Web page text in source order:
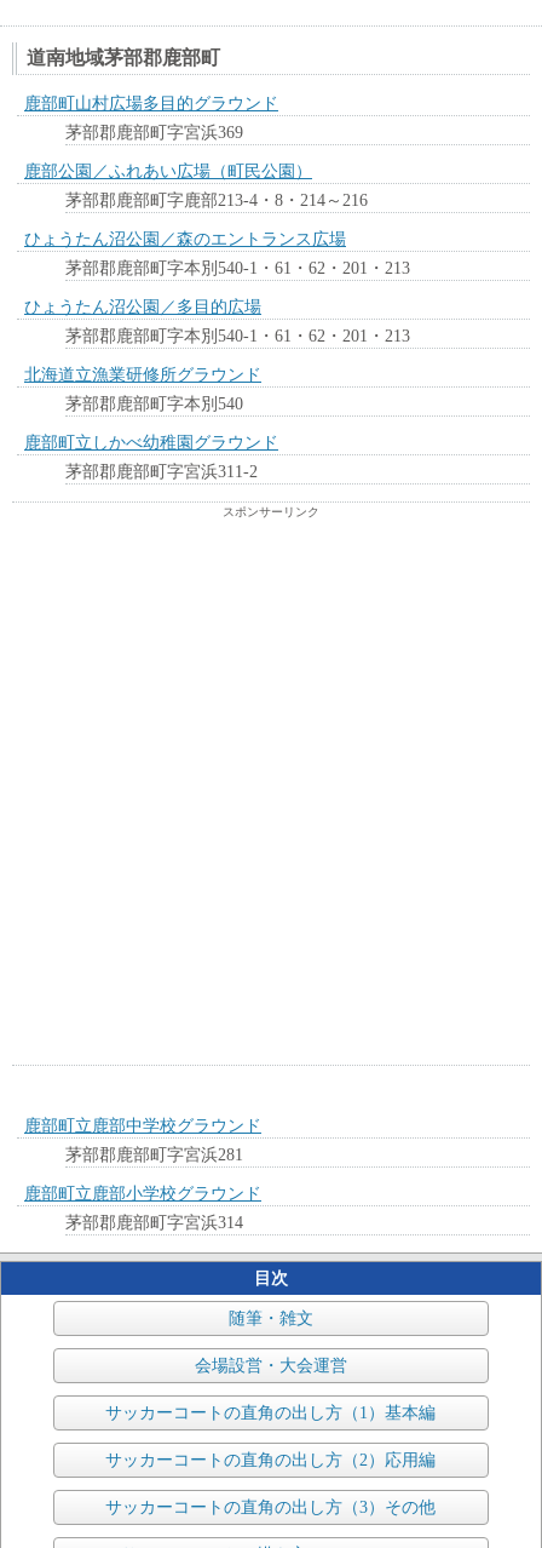
道南地域茅部郡鹿部町
鹿部町山村広場多目的グラウンド
茅部郡鹿部町字宮浜369
鹿部公園／ふれあい広場（町民公園）
茅部郡鹿部町字鹿部213-4・8・214～216
ひょうたん沼公園／森のエントランス広場
茅部郡鹿部町字本別540-1・61・62・201・213
ひょうたん沼公園／多目的広場
茅部郡鹿部町字本別540-1・61・62・201・213
北海道立漁業研修所グラウンド
茅部郡鹿部町字本別540
鹿部町立しかべ幼稚園グラウンド
茅部郡鹿部町字宮浜311-2
スポンサーリンク
鹿部町立鹿部中学校グラウンド
茅部郡鹿部町字宮浜281
鹿部町立鹿部小学校グラウンド
茅部郡鹿部町字宮浜314
目次
随筆・雑文
会場設営・大会運営
サッカーコートの直角の出し方（1）基本編
サッカーコートの直角の出し方（2）応用編
サッカーコートの直角の出し方（3）その他